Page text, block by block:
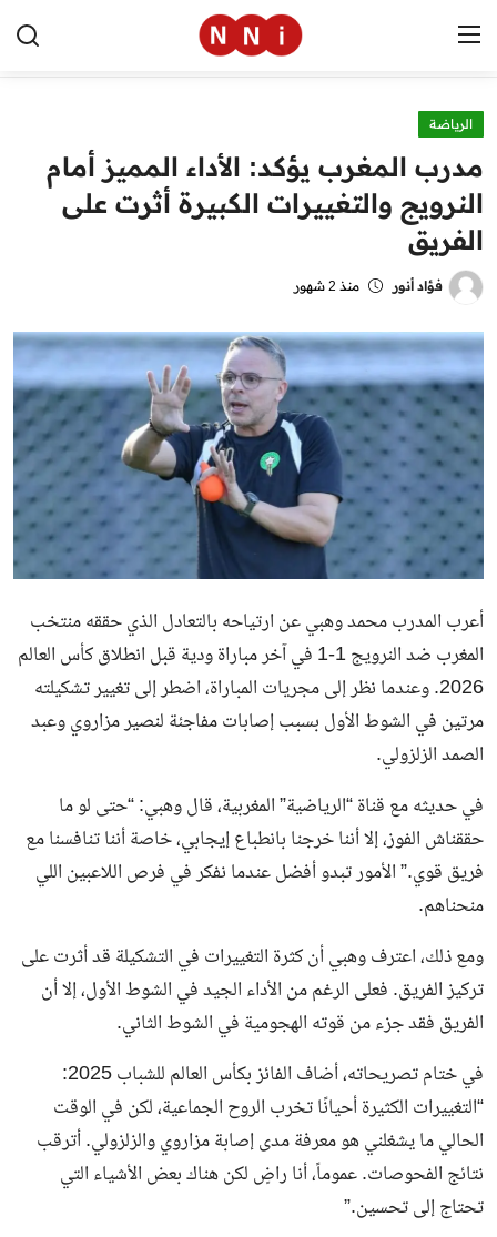
الرئيسية
اخبار مصر
العالم
الرياضة
مال وأعمال
تقنية
التعليم
منوعات
الرياضة
مدرب المغرب يؤكد: الأداء المميز أمام
النرويج والتغييرات الكبيرة أثرت على
الفريق
فؤاد أنور منذ 2 شهور
أعرب المدرب محمد وهبي عن ارتياحه بالتعادل الذي حققه منتخب
المغرب ضد النرويج 1-1 في آخر مباراة ودية قبل انطلاق كأس العالم
2026. وعندما نظر إلى مجريات المباراة، اضطر إلى تغيير تشكيلته
مرتين في الشوط الأول بسبب إصابات مفاجئة لنصير مزاروي وعبد
الصمد الزلزولي.
في حديثه مع قناة “الرياضية” المغربية، قال وهبي: “حتى لو ما
حققناش الفوز، إلا أننا خرجنا بانطباع إيجابي، خاصة أننا تنافسنا مع
فريق قوي.” الأمور تبدو أفضل عندما نفكر في فرص اللاعبين اللي
منحناهم.
ومع ذلك، اعترف وهبي أن كثرة التغييرات في التشكيلة قد أثرت على
تركيز الفريق. فعلى الرغم من الأداء الجيد في الشوط الأول، إلا أن
الفريق فقد جزء من قوته الهجومية في الشوط الثاني.
في ختام تصريحاته، أضاف الفائز بكأس العالم للشباب 2025:
“التغييرات الكثيرة أحيانًا تخرب الروح الجماعية، لكن في الوقت
الحالي ما يشغلني هو معرفة مدى إصابة مزاروي والزلزولي. أترقب
نتائج الفحوصات. عموماً، أنا راضٍ لكن هناك بعض الأشياء التي
تحتاج إلى تحسين.”